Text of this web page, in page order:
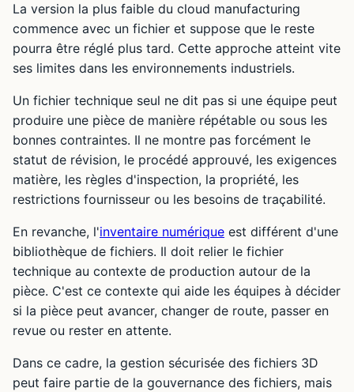
La version la plus faible du cloud manufacturing
commence avec un fichier et suppose que le reste
pourra être réglé plus tard. Cette approche atteint vite
ses limites dans les environnements industriels.
Un fichier technique seul ne dit pas si une équipe peut
produire une pièce de manière répétable ou sous les
bonnes contraintes. Il ne montre pas forcément le
statut de révision, le procédé approuvé, les exigences
matière, les règles d'inspection, la propriété, les
restrictions fournisseur ou les besoins de traçabilité.
En revanche, l'inventaire numérique est différent d'une
bibliothèque de fichiers. Il doit relier le fichier
technique au contexte de production autour de la
pièce. C'est ce contexte qui aide les équipes à décider
si la pièce peut avancer, changer de route, passer en
revue ou rester en attente.
Dans ce cadre, la gestion sécurisée des fichiers 3D
peut faire partie de la gouvernance des fichiers, mais